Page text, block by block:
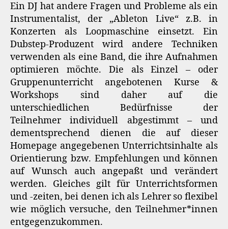
Ein DJ hat andere Fragen und Probleme als ein
Instrumentalist, der „Ableton Live“ z.B. in
Konzerten als Loopmaschine einsetzt. Ein
Dubstep-Produzent wird andere Techniken
verwenden als eine Band, die ihre Aufnahmen
optimieren möchte. Die als Einzel – oder
Gruppenunterricht angebotenen Kurse &
Workshops sind daher auf die
unterschiedlichen Bedürfnisse der
Teilnehmer individuell abgestimmt – und
dementsprechend dienen die auf dieser
Homepage angegebenen Unterrichtsinhalte als
Orientierung bzw. Empfehlungen und können
auf Wunsch auch angepaßt und verändert
werden. Gleiches gilt für Unterrichtsformen
und -zeiten, bei denen ich als Lehrer so flexibel
wie möglich versuche, den Teilnehmer*innen
entgegenzukommen.